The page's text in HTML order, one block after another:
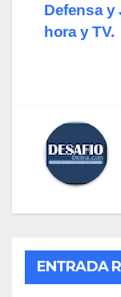
Defensa y
hora y TV.
ENTRADA